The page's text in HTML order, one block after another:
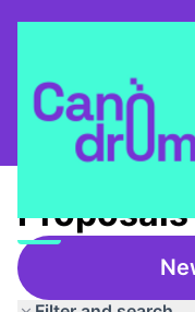
Taula Comunitària /
Proposals